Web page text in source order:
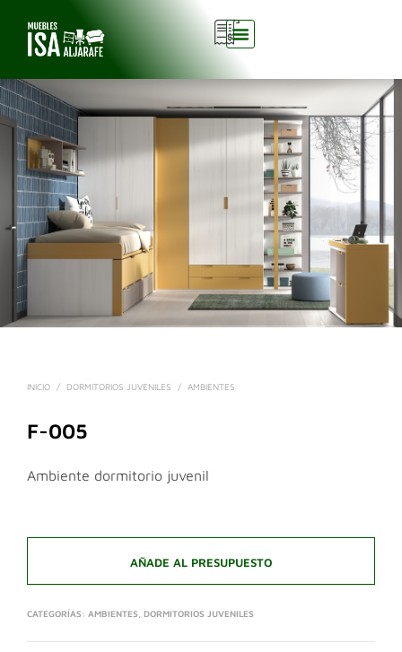
0
INICIO / DORMITORIOS JUVENILES / AMBIENTES
F-005
Ambiente dormitorio juvenil
AÑADE AL PRESUPUESTO
CATEGORÍAS: AMBIENTES DORMITORIOS JUVENILES